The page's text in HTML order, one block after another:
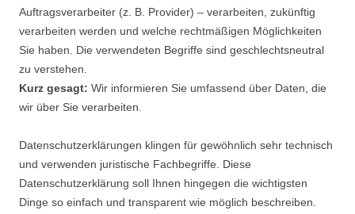
Auftragsverarbeiter (z. B. Provider) – verarbeiten, zukünftig
verarbeiten werden und welche rechtmäßigen Möglichkeiten
Sie haben. Die verwendeten Begriffe sind geschlechtsneutral
zu verstehen.
Kurz gesagt: Wir informieren Sie umfassend über Daten, die
wir über Sie verarbeiten.
Datenschutzerklärungen klingen für gewöhnlich sehr technisch
und verwenden juristische Fachbegriffe. Diese
Datenschutzerklärung soll Ihnen hingegen die wichtigsten
Dinge so einfach und transparent wie möglich beschreiben.